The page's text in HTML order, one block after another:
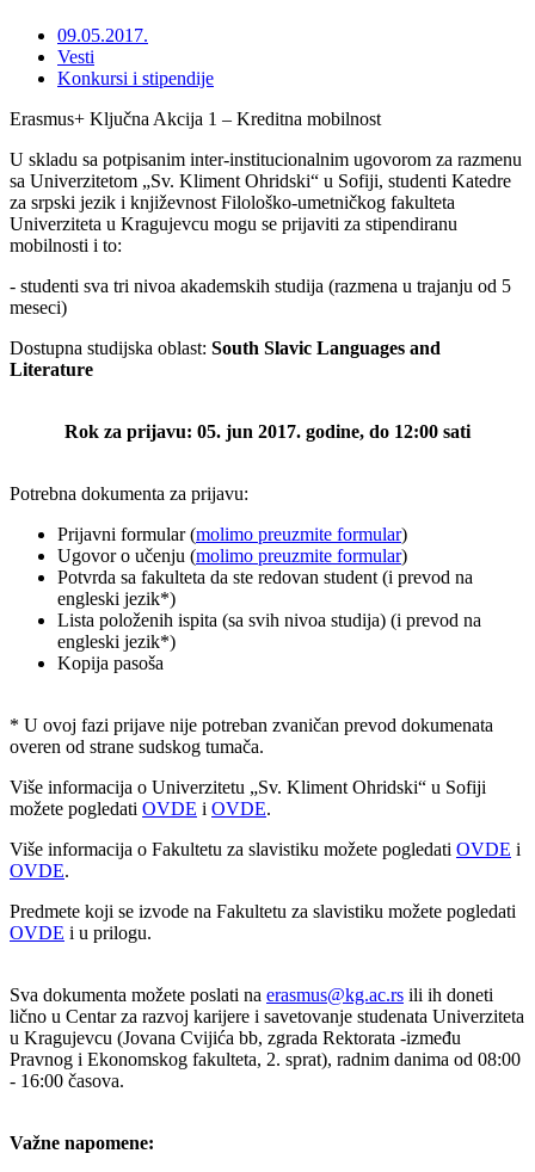
09.05.2017.
Vesti
Konkursi i stipendije
Erasmus+ Ključna Akcija 1 – Kreditna mobilnost
U skladu sa potpisanim inter-institucionalnim ugovorom za razmenu
sa Univerzitetom „Sv. Kliment Ohridski“ u Sofiji, studenti Katedre
za srpski jezik i književnost Filološko-umetničkog fakulteta
Univerziteta u Kragujevcu mogu se prijaviti za stipendiranu
mobilnosti i to:
- studenti sva tri nivoa akademskih studija (razmena u trajanju od 5
meseci)
Dostupna studijska oblast: South Slavic Languages and
Literature
Rok za prijavu: 05. jun 2017. godine, do 12:00 sati
Potrebna dokumenta za prijavu:
Prijavni formular (molimo preuzmite formular)
Ugovor o učenju (molimo preuzmite formular)
Potvrda sa fakulteta da ste redovan student (i prevod na
engleski jezik*)
Lista položenih ispita (sa svih nivoa studija) (i prevod na
engleski jezik*)
Kopija pasoša
* U ovoj fazi prijave nije potreban zvaničan prevod dokumenata
overen od strane sudskog tumača.
Više informacija o Univerzitetu „Sv. Kliment Ohridski“ u Sofiji
možete pogledati OVDE i OVDE.
Više informacija o Fakultetu za slavistiku možete pogledati OVDE i
OVDE.
Predmete koji se izvode na Fakultetu za slavistiku možete pogledati
OVDE i u prilogu.
Sva dokumenta možete poslati na erasmus@kg.ac.rs ili ih doneti
lično u Centar za razvoj karijere i savetovanje studenata Univerziteta
u Kragujevcu (Jovana Cvijića bb, zgrada Rektorata -između
Pravnog i Ekonomskog fakulteta, 2. sprat), radnim danima od 08:00
- 16:00 časova.
Važne napomene: